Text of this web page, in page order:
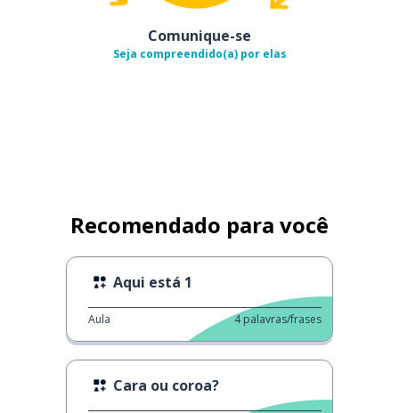
Comunique-se
Seja compreendido(a) por elas
Recomendado para você
Aqui está 1
Aula 4 palavras/frases
Cara ou coroa?